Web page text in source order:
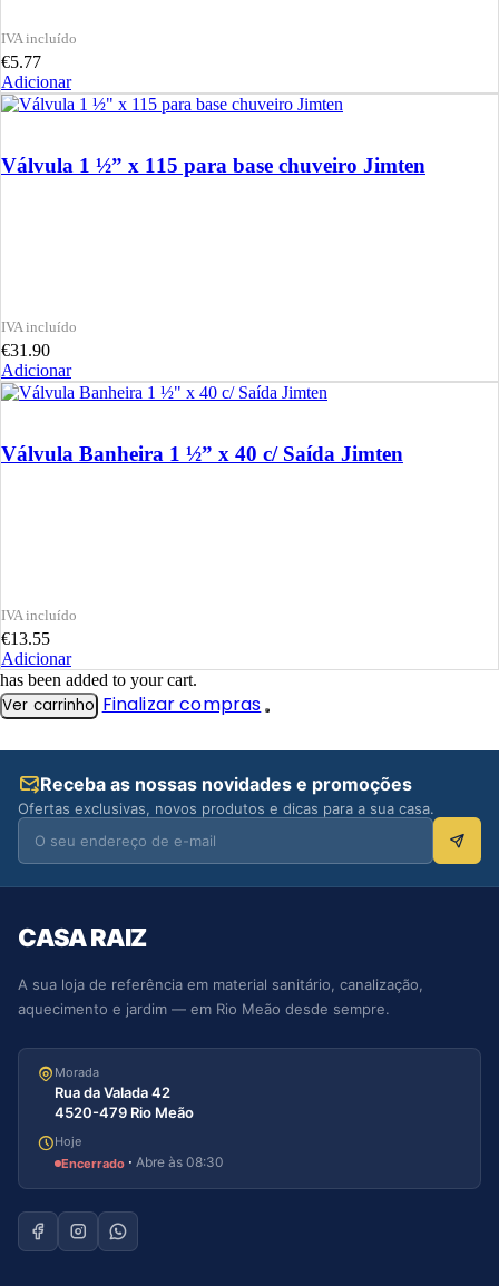
€5.77
Adicionar
Válvula 1 ½” x 115 para base chuveiro Jimten
€31.90
Adicionar
Válvula Banheira 1 ½” x 40 c/ Saída Jimten
€13.55
Adicionar
has been added to your cart.
Ver carrinho Finalizar compras
Receba as nossas novidades e promoções
Ofertas exclusivas, novos produtos e dicas para a sua casa.
CASA RAIZ
A sua loja de referência em material sanitário, canalização,
aquecimento e jardim — em Rio Meão desde sempre.
Morada
Rua da Valada 42
4520-479 Rio Meão
Hoje
Encerrado · Abre às 08:30